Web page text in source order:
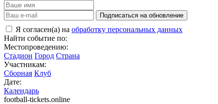
Подписаться на обновление
Я согласен(а) на обработку персональных данных
Найти событие по:
Местопроведению:
Стадион Город Страна
Участникам:
Сборная Клуб
Дате:
Календарь
football-tickets.online